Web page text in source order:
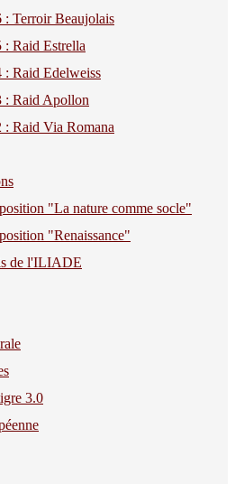
: Terroir Beaujolais
: Raid Estrella
: Raid Edelweiss
: Raid Apollon
: Raid Via Romana
"La nature comme socle"
"Renaissance"
de l'ILIADE
3.0